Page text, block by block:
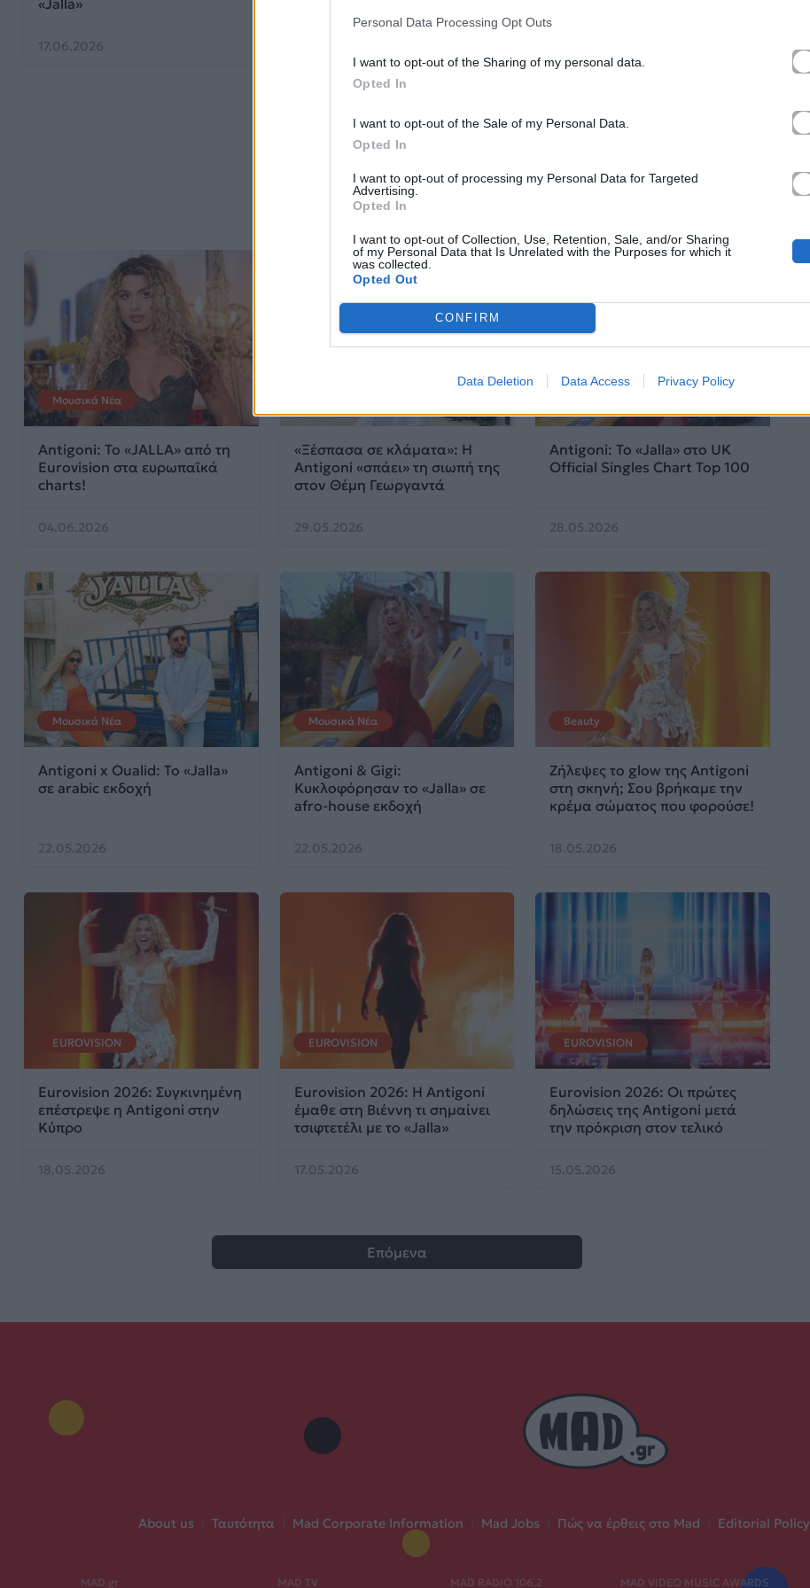
Personal Data Processing Opt Outs
I want to opt-out of the Sharing of my personal data.
Opted In
I want to opt-out of the Sale of my Personal Data.
Opted In
I want to opt-out of processing my Personal Data for Targeted
Advertising.
Opted In
I want to opt-out of Collection, Use, Retention, Sale, and/or Sharing
of my Personal Data that Is Unrelated with the Purposes for which it
was collected.
Opted Out
CONFIRM
Data Deletion Data Access Privacy Policy
«Jalla»
17.06.2026
Μουσικά Νέα
Antigoni: Το «JALLA» από τη
Eurovision στα ευρωπαϊκά
charts!
04.06.2026
«Ξέσπασα σε κλάματα»: Η
Antigoni «σπάει» τη σιωπή της
στον Θέμη Γεωργαντά
29.05.2026
Antigoni: Το «Jalla» στο UK
Official Singles Chart Top 100
28.05.2026
Μουσικά Νέα
Antigoni x Oualid: Το «Jalla»
σε arabic εκδοχή
22.05.2026
Μουσικά Νέα
Antigoni & Gigi:
Κυκλοφόρησαν το «Jalla» σε
afro-house εκδοχή
22.05.2026
Beauty
Ζήλεψες το glow της Antigoni
στη σκηνή; Σου βρήκαμε την
κρέμα σώματος που φορούσε!
18.05.2026
EUROVISION
Eurovision 2026: Συγκινημένη
επέστρεψε η Antigoni στην
Κύπρο
18.05.2026
EUROVISION
Eurovision 2026: Η Antigoni
έμαθε στη Βιέννη τι σημαίνει
τσιφτετέλι με το «Jalla»
17.05.2026
EUROVISION
Eurovision 2026: Οι πρώτες
δηλώσεις της Antigoni μετά
την πρόκριση στον τελικό
15.05.2026
Επόμενα
About us Ταυτότητα Mad Corporate Information Mad Jobs Πώς να έρθεις στο Mad Editorial Policy
MAD.gr MAD TV MAD RADIO 106,2 MAD VIDEO MUSIC AWARDS